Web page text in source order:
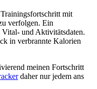
mit
verfolgen. Ein
und Aktivitätsdaten.
in verbrannte Kalorien
meinen Fortschritt
daher nur jedem ans